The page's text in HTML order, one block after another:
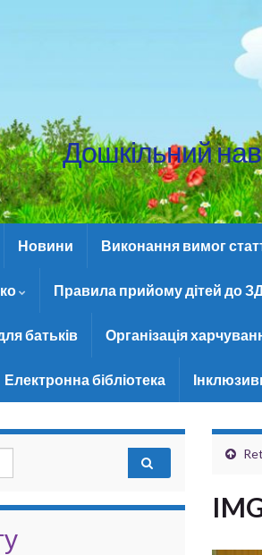
Дошкільний
Новини Виконання вимог
Правила прийому дітей до
батьків Організація
Електронна бібліотека